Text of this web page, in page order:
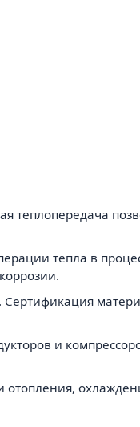
теплопередача
тепла в
и